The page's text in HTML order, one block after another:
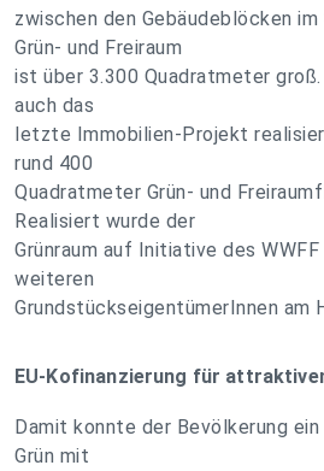
zwischen den Gebäudeblöcken
Grün- und Freiraum
ist über 3.300 Quadratmeter
auch das
letzte Immobilien-Projekt
rund 400
Quadratmeter Grün- und
Realisiert wurde der
Grünraum auf Initiative des
weiteren
GrundstückseigentümerInnen am
EU-Kofinanzierung für
Damit konnte der Bevölkerung
Grün mit